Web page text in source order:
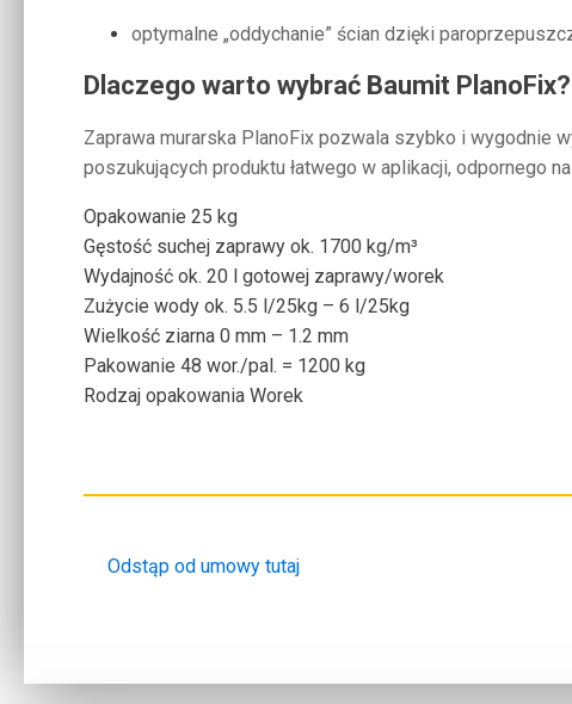
optymalne „oddychanie” ścian dzięki
Dlaczego warto wybrać Baumit PlanoFix?
Zaprawa murarska PlanoFix pozwala szybko i wygodnie
poszukujących produktu łatwego w aplikacji, odpornego
Opakowanie 25 kg
Gęstość suchej zaprawy ok. 1700 kg/m³
Wydajność ok. 20 l gotowej zaprawy/worek
Zużycie wody ok. 5.5 l/25kg – 6 l/25kg
Wielkość ziarna 0 mm – 1.2 mm
Pakowanie 48 wor./pal. = 1200 kg
Rodzaj opakowania Worek
Odstąp od umowy tutaj